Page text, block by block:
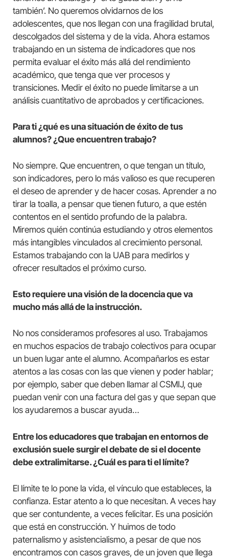
también’. No queremos olvidarnos de los
adolescentes, que nos llegan con una fragilidad brutal,
descolgados del sistema y de la vida. Ahora estamos
trabajando en un sistema de indicadores que nos
permita evaluar el éxito más allá del rendimiento
académico, que tenga que ver procesos y
transiciones. Medir el éxito no puede limitarse a un
análisis cuantitativo de aprobados y certificaciones.
Para ti ¿qué es una situación de éxito de tus
alumnos? ¿Que encuentren trabajo?
No siempre. Que encuentren, o que tengan un título,
son indicadores, pero lo más valioso es que recuperen
el deseo de aprender y de hacer cosas. Aprender a no
tirar la toalla, a pensar que tienen futuro, a que estén
contentos en el sentido profundo de la palabra.
Miremos quién continúa estudiando y otros elementos
más intangibles vinculados al crecimiento personal.
Estamos trabajando con la UAB para medirlos y
ofrecer resultados el próximo curso.
Esto requiere una visión de la docencia que va
mucho más allá de la instrucción.
No nos consideramos profesores al uso. Trabajamos
en muchos espacios de trabajo colectivos para ocupar
un buen lugar ante el alumno. Acompañarlos es estar
atentos a las cosas con las que vienen y poder hablar;
por ejemplo, saber que deben llamar al CSMIJ, que
puedan venir con una factura del gas y que sepan que
los ayudaremos a buscar ayuda…
Entre los educadores que trabajan en entornos de
exclusión suele surgir el debate de si el docente
debe extralimitarse. ¿Cuál es para ti el límite?
El límite te lo pone la vida, el vínculo que estableces, la
confianza. Estar atento a lo que necesitan. A veces hay
que ser contundente, a veces felicitar. Es una posición
que está en construcción. Y huimos de todo
paternalismo y asistencialismo, a pesar de que nos
encontramos con casos graves, de un joven que llega